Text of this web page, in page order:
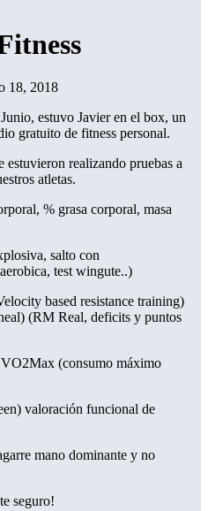
18, 2018
estuvo Javier en el box, un
gratuito de fitness personal.
estuvieron realizando pruebas a
atletas.
% grasa corporal, masa
salto con
test wingute..)
based resistance training)
(RM Real, deficits y puntos
(consumo máximo
valoración funcional de
mano dominante y no
seguro!